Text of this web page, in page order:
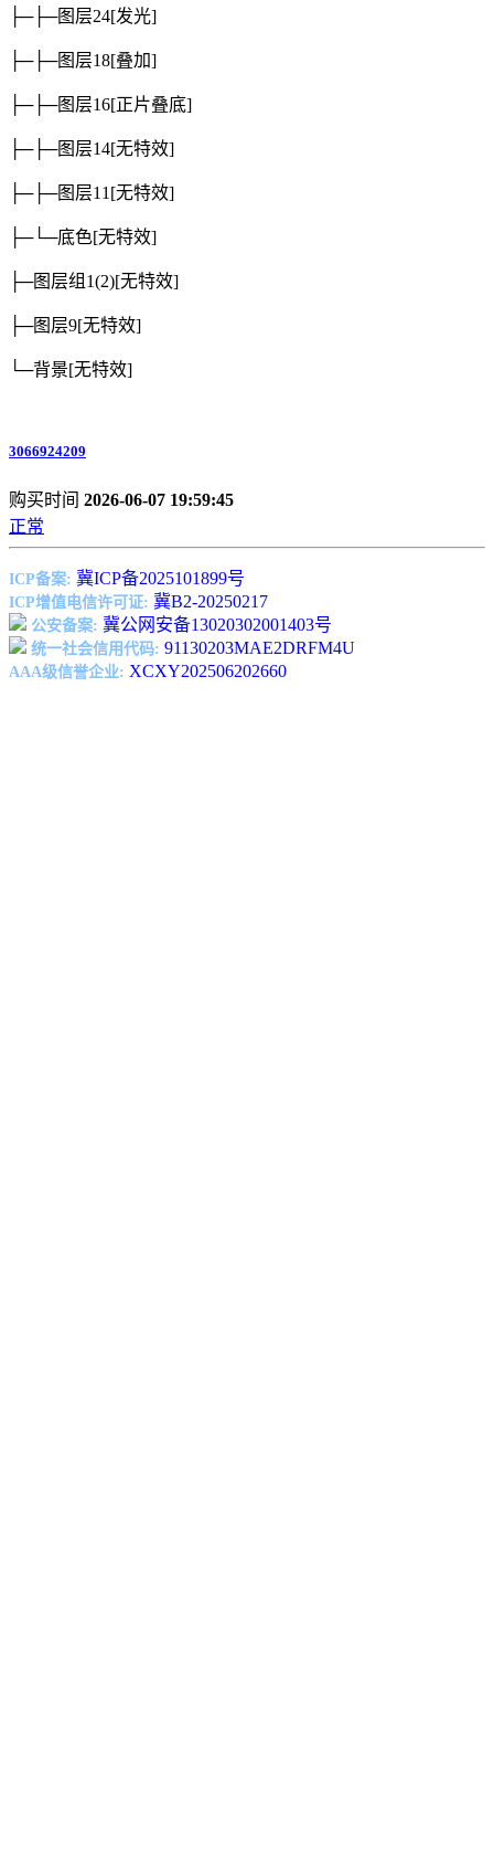
├─├─图层24[发光]
├─├─图层18[叠加]
├─├─图层16[正片叠底]
├─├─图层14[无特效]
├─├─图层11 [无特效]
├─└─底色[无特效]
├─图层组1(2)[无特效]
├─图层9[无特效]
└─背景[无特效]
3066924209
购买时间 2026-06-07 19:59:45
正常
ICP备案: 冀ICP备2025101899号
ICP增值电信许可证: 冀B2-20250217
公安备案: 冀公网安备13020302001403号
统一社会信用代码: 91130203MAE2DRFM4U
AAA级信誉企业: XCXY202506202660